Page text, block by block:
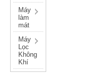
Máy
làm
mát
Máy
Lọc
Không
Khí